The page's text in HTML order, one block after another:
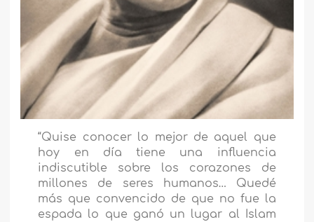
“Quise conocer lo mejor de aquel que
hoy en día tiene una influencia
indiscutible sobre los corazones de
millones de seres humanos… Quedé
más que convencido de que no fue la
espada lo que ganó un lugar al Islam